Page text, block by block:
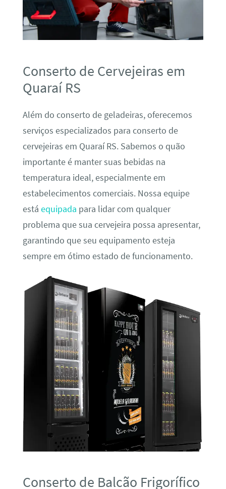
Conserto de Cervejeiras em
Quaraí RS
Além do conserto de geladeiras, oferecemos
serviços especializados para conserto de
cervejeiras em Quaraí RS. Sabemos o quão
importante é manter suas bebidas na
temperatura ideal, especialmente em
estabelecimentos comerciais. Nossa equipe
está equipada para lidar com qualquer
problema que sua cervejeira possa apresentar,
garantindo que seu equipamento esteja
sempre em ótimo estado de funcionamento.
Conserto de Balcão Frigorífico